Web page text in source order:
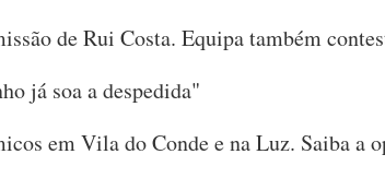
de Rui Costa. Equipa também
já soa a despedida"
em Vila do Conde e na Luz. Saiba a